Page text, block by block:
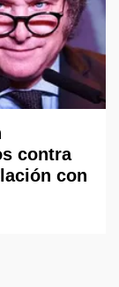
contra
con